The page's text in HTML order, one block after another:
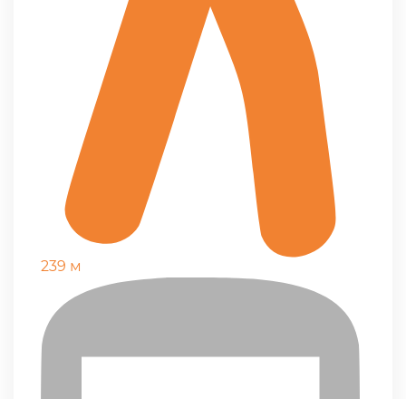
239 м